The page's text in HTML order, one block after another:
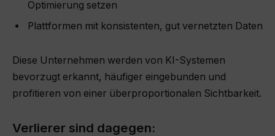
Optimierung setzen
Plattformen mit konsistenten, gut vernetzten Daten
Diese Unternehmen werden von KI-Systemen
bevorzugt erkannt, häufiger eingebunden und
profitieren von einer überproportionalen Sichtbarkeit.
Verlierer sind dagegen: